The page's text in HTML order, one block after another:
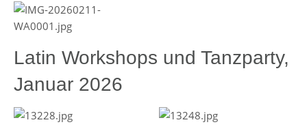
Latin Workshops und Tanzparty,
Januar 2026